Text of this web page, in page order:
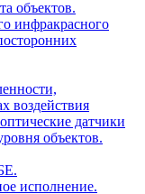
объектов.
инфракрасного
воздействия
датчики
объектов.
исполнение.